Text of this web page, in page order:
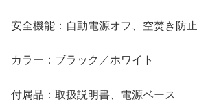
安全機能：自動電源オフ、空焚き防止
カラー：ブラック／ホワイト
付属品：取扱説明書、電源ベース